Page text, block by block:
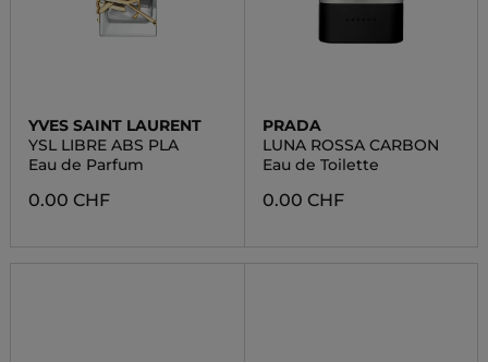
YVES SAINT LAURENT
YSL LIBRE ABS PLA
Eau de Parfum
0.00 CHF
PRADA
LUNA ROSSA CARBON
Eau de Toilette
0.00 CHF